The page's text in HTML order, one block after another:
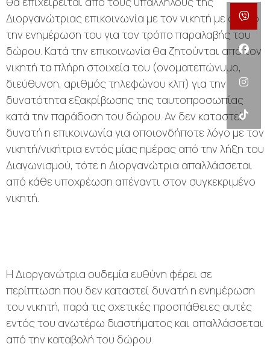
Διοργανώτριας επικοινωνία με τον νικητή με σκοπό
την ενημέρωση του για τον τρόπο παραλαβής του
δώρου. Κατά την επικοινωνία θα ζητούνται από τον
νικητή τα πλήρη στοιχεία του (ονοματεπώνυμο,
διεύθυνση, αριθμός τηλεφώνου κλπ) για την
δυνατότητα εξακρίβωσης της ταυτοπροσωπίας
κατά την παράδοση του δώρου. Αν δεν καταστεί
δυνατή η επικοινωνία για οποιονδήποτε λόγο με τον
νικητή/νικήτρια εντός μίας ημέρας από την λήξη του
Διαγωνισμού, τότε η Διοργανώτρια απαλλάσσεται
από κάθε υποχρέωση απέναντι στον συγκεκριμένο
νικητή.
Η Διοργανώτρια ουδεμία ευθύνη φέρει σε
περίπτωση που δεν καταστεί δυνατή η ενημέρωση
του νικητή, παρά τις σχετικές προσπάθειες αυτές
εντός του ανωτέρω διαστήματος και απαλλάσσεται
από την καταβολή του δώρου.